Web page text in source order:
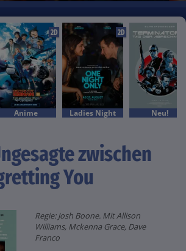
2D
Anime
2D
Ladies Night Neu!
zwischen
You
Regie: Josh Boone. Mit Allison
Williams, Mckenna Grace, Dave
Franco